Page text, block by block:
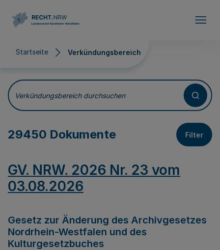
Startseite Verkündungsbereich
Verkündungsbereich
Verkündungsbereich durchsuchen
29450 Dokumente Filter
GV. NRW. 2026 Nr. 23 vom
03.08.2026
Gesetz zur Änderung des Archivgesetzes
Nordrhein-Westfalen und des
Kulturgesetzbuches